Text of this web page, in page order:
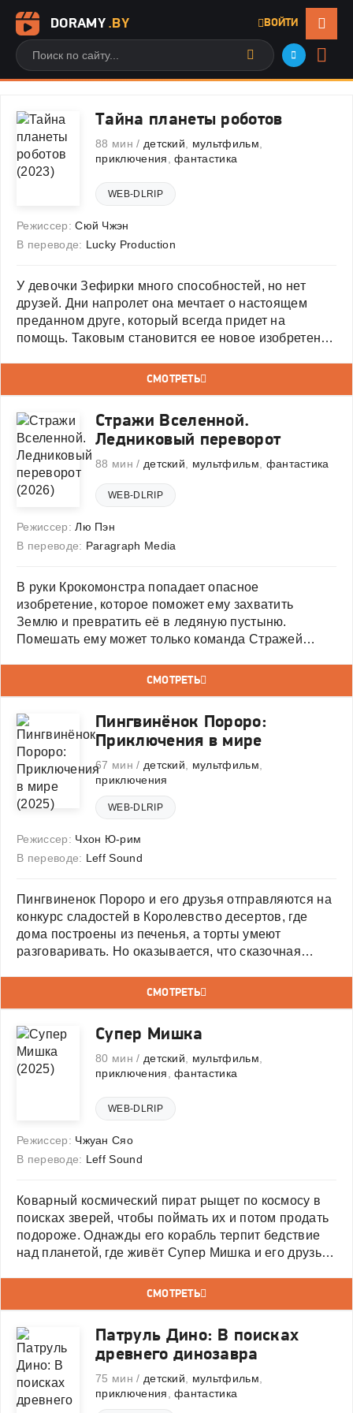
DORAMY .BY ВОЙТИ
Тайна планеты роботов
88 мин / детский мультфильм
приключения ,фантастика
WEB-DLRIP
Режиссер: Сюй Чжэн
В переводе: Lucky Production
У девочки Зефирки много способностей, но нет
друзей. Дни напролет она мечтает о настоящем
преданном друге, который всегда придет на
помощь. Таковым становится ее новое изобретение
они отправляются в город роботов, где должны
СМОТРЕТЬ
Стражи Вселенной.
Ледниковый переворот
88 мин / детский мультфильм фантастика
WEB-DLRIP
Режиссер: Лю Пэн
В переводе: Paragraph Media
В руки Крокомонстра попадает опасное
изобретение, которое поможет ему захватить
Землю и превратить её в ледяную пустыню.
Помешать ему может только команда Стражей
теряют уверенность в себе. Ребятам предстоит
СМОТРЕТЬ
Пингвинёнок Пороро:
Приключения в мире
67 мин / детский мультфильм
приключения
WEB-DLRIP
Режиссер: Чхон Ю-рим
В переводе: Leff Sound
Пингвиненок Пороро и его друзья отправляются на
конкурс сладостей в Королевство десертов, где
дома построены из печенья, а торты умеют
разговаривать. Но оказывается, что сказочная
решил залить всё вокруг горьким шоколадом и
СМОТРЕТЬ
Супер Мишка
80 мин / детский мультфильм
приключения ,фантастика
WEB-DLRIP
Режиссер: Чжуан Сяо
В переводе: Leff Sound
Коварный космический пират рыщет по космосу в
поисках зверей, чтобы поймать их и потом продать
подороже. Однажды его корабль терпит бедствие
над планетой, где живёт Супер Мишка и его друзья.
зверушек, весело и беззаботно проводящих время.
СМОТРЕТЬ
Патруль Дино: В поисках
древнего динозавра
75 мин / детский мультфильм
приключения ,фантастика